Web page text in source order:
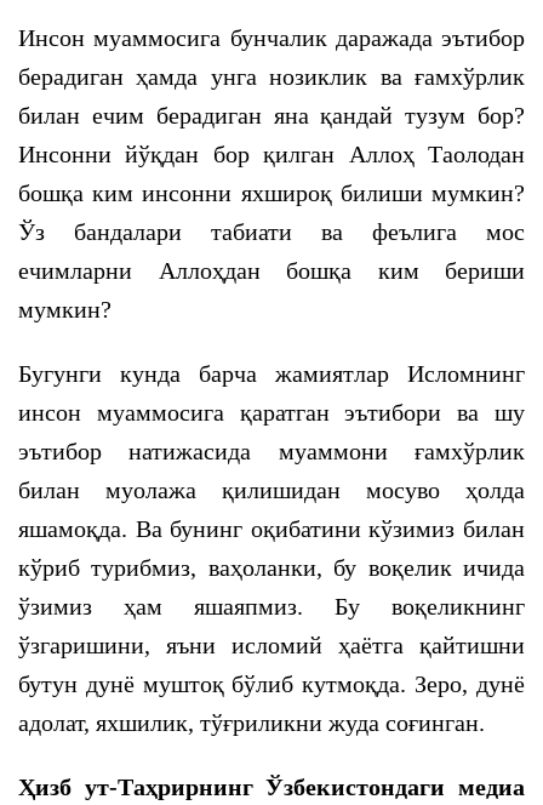
Инсон муаммосига бунчалик даражада эътибор
берадиган ҳамда унга нозиклик ва ғамхўрлик
билан ечим берадиган яна қандай тузум бор?
Инсонни йўқдан бор қилган Аллоҳ Таолодан
бошқа ким инсонни яхшироқ билиши мумкин?
Ўз бандалари табиати ва феълига мос
ечимларни Аллоҳдан бошқа ким бериши
мумкин?
Бугунги кунда барча жамиятлар Исломнинг
инсон муаммосига қаратган эътибори ва шу
эътибор натижасида муаммони ғамхўрлик
билан муолажа қилишидан мосуво ҳолда
яшамоқда. Ва бунинг оқибатини кўзимиз билан
кўриб турибмиз, ваҳоланки, бу воқелик ичида
ўзимиз ҳам яшаяпмиз. Бу воқеликнинг
ўзгаришини, яъни исломий ҳаётга қайтишни
бутун дунё муштоқ бўлиб кутмоқда. Зеро, дунё
адолат, яхшилик, тўғриликни жуда соғинган.
Ҳизб ут-Таҳрирнинг Ўзбекистондаги медиа